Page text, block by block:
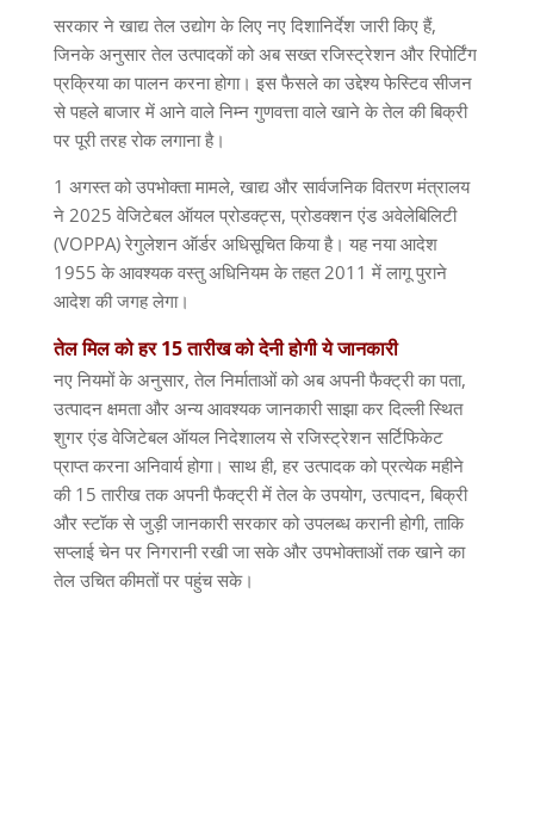
सरकार ने खाद्य तेल उद्योग के लिए नए दिशानिर्देश जारी किए हैं,
जिनके अनुसार तेल उत्पादकों को अब सख्त रजिस्ट्रेशन और रिपोर्टिंग
प्रक्रिया का पालन करना होगा। इस फैसले का उद्देश्य फेस्टिव सीजन
से पहले बाजार में आने वाले निम्न गुणवत्ता वाले खाने के तेल की बिक्री
पर पूरी तरह रोक लगाना है।
1 अगस्त को उपभोक्ता मामले, खाद्य और सार्वजनिक वितरण मंत्रालय
ने2025 वेजिटेबल ऑयल प्रोडक्ट्स, प्रोडक्शन एंड अवेलेबिलिटी
(VOPPA) रेगुलेशन ऑर्डर अधिसूचित किया है। यह नया आदेश
1955 के आवश्यक वस्तु अधिनियम के तहत2011 में लागू पुराने
आदेश की जगह लेगा।
तेलमिलकोहर15तारीखकोदेनीहोगीयेजानकारी
नए नियमों के अनुसार, तेल निर्माताओं को अब अपनी फैक्ट्री का पता,
उत्पादन क्षमता और अन्य आवश्यक जानकारी साझा कर दिल्ली स्थित
शुगर एंड वेजिटेबल ऑयल निदेशालय से रजिस्ट्रेशन सर्टिफिकेट
प्राप्त करना अनिवार्य होगा। साथ ही, हर उत्पादक को प्रत्येक महीने
की15 तारीख तक अपनी फैक्ट्री में तेल के उपयोग, उत्पादन, बिक्री
और स्टॉक से जुड़ी जानकारी सरकार को उपलब्ध करानी होगी, ताकि
सप्लाई चेन पर निगरानी रखी जा सके और उपभोक्ताओं तक खाने का
तेल उचित कीमतों पर पहुंच सके।